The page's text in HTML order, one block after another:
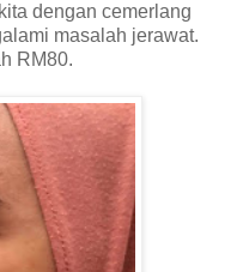
dengan cemerlang
masalah jerawat.
RM80.